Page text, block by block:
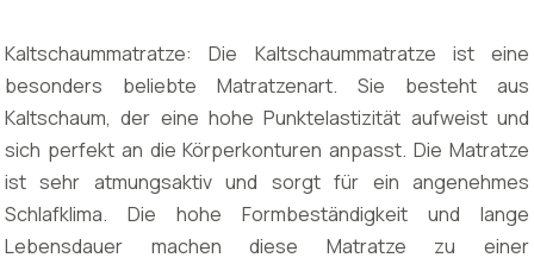
Kaltschaummatratze: Die Kaltschaummatratze ist eine
besonders beliebte Matratzenart. Sie besteht aus
Kaltschaum, der eine hohe Punktelastizität aufweist und
sich perfekt an die Körperkonturen anpasst. Die Matratze
ist sehr atmungsaktiv und sorgt für ein angenehmes
Schlafklima. Die hohe Formbeständigkeit und lange
Lebensdauer machen diese Matratze zu einer